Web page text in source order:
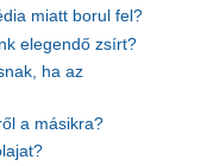
miatt borul fel?
elegendő zsírt?
ha az
a másikra?